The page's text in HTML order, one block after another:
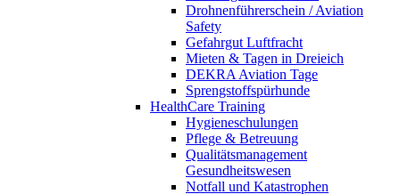
Drohnenführerschein / Aviation
Safety
Gefahrgut Luftfracht
Mieten & Tagen in Dreieich
DEKRA Aviation Tage
Sprengstoffspürhunde
HealthCare Training
Hygieneschulungen
Pflege & Betreuung
Qualitätsmanagement
Gesundheitswesen
Notfall und Katastrophen